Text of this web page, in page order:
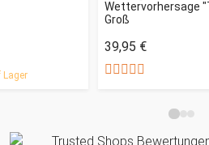
Wettervorhersage
Groß
39,95 €